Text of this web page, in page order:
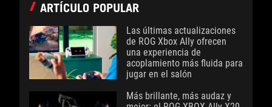
ARTÍCULO POPULAR
Las últimas actualizaciones
de ROG Xbox Ally ofrecen
una experiencia de
acoplamiento más fluida para
jugar en el salón
Más brillante, más audaz y